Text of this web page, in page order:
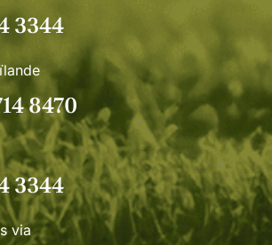
3344
8470
3344
via